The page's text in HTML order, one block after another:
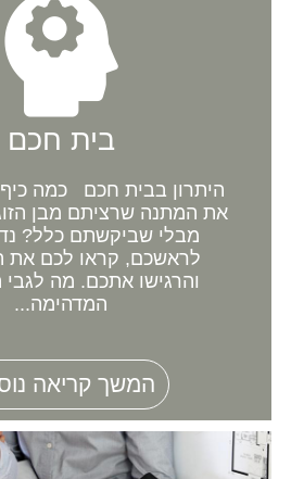
בית חכם
היתרון בבית חכם כמה
את המתנה שרציתם מבן
מבלי שביקשתם כלל?
לראשכם, קראו לכם את
והרגישו אתכם. מה
המדהימה...
המשך קריאה